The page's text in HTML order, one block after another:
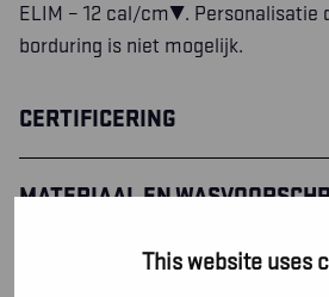
This website uses
ELIM – 12 cal/cm². Personalisatie
borduring is niet mogelijk.
CERTIFICERING
MATERIAAL EN